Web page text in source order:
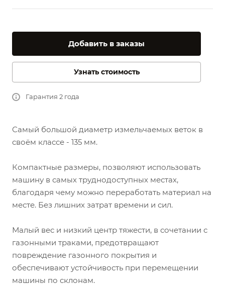
Добавить в заказы
Узнать стоимость
Гарантия 2 года
Самый большой диаметр измельчаемых веток в
своём классе - 135 мм.
Компактные размеры, позволяют использовать
машину в самых труднодоступных местах,
благодаря чему можно переработать материал на
месте. Без лишних затрат времени и сил.
Малый вес и низкий центр тяжести, в сочетании с
газонными траками, предотвращают
повреждение газонного покрытия и
обеспечивают устойчивость при перемещении
машины по склонам.